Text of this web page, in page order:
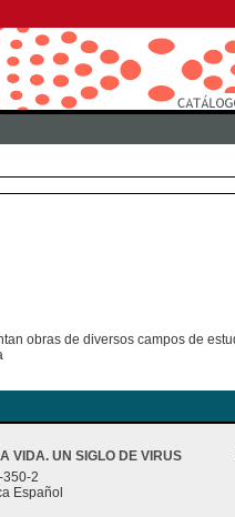
obras de diversos campos de
VIDA. UN SIGLO DE VIRUS
350-2
Español